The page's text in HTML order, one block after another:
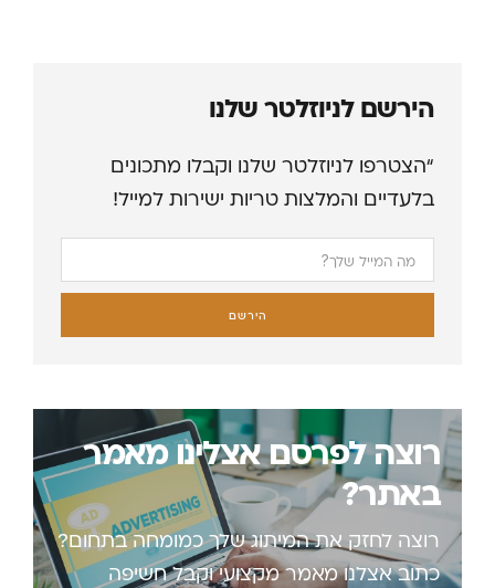
הירשם לניוזלטר שלנו
“הצטרפו לניוזלטר שלנו וקבלו מתכונים
בלעדיים והמלצות טריות ישירות למייל!
הירשם
רוצה לפרסם אצלינו מאמר
באתר?
רוצה לחזק את המיתוג שלך כמומחה בתחום?
כתוב אצלנו מאמר מקצועי וקבל חשיפה